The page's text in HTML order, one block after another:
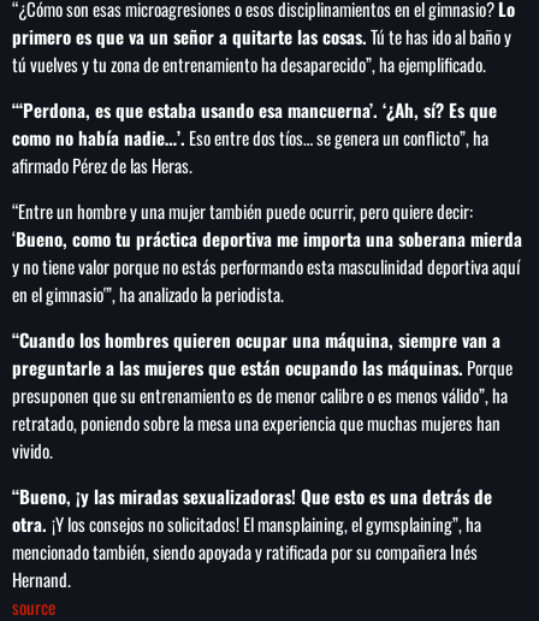
“¿Cómo son esas microagresiones o esos disciplinamientos en el gimnasio?Lo
primero es que va un señor a quitarte las cosas.Tú te has ido al baño y
tú vuelves y tu zona de entrenamiento ha desaparecido”, ha ejemplificado.
“‘Perdona, es que estaba usando esa mancuerna’. ‘¿Ah, sí? Es que
como no había nadie…’. Eso entre dos tíos… se genera un conflicto”, ha
afirmado Pérez de las Heras.
“Entre un hombre y una mujer también puede ocurrir, pero quiere decir:
‘Bueno, como tu práctica deportiva me importa una soberana mierda
y no tiene valor porque no estás performando esta masculinidad deportiva aquí
en el gimnasio'”, ha analizado la periodista.
“Cuando los hombres quieren ocupar una máquina, siempre van a
preguntarle a las mujeres que están ocupando las máquinas. Porque
presuponen que su entrenamiento es de menor calibre o es menos válido”, ha
retratado, poniendo sobre la mesa una experiencia que muchas mujeres han
vivido.
“Bueno, ¡y las miradas sexualizadoras! Que esto es una detrás de
otra. ¡Y los consejos no solicitados! El mansplaining, el gymsplaining”, ha
mencionado también, siendo apoyada y ratificada por su compañera Inés
Hernand.
source